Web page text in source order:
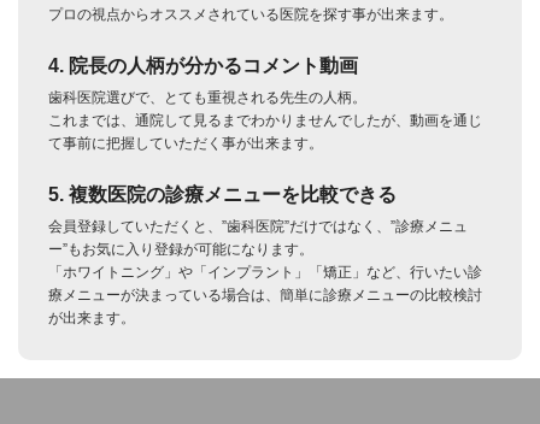
プロの視点からオススメされている医院を探す事が出来ます。
4. 院長の人柄が分かるコメント動画
歯科医院選びで、とても重視される先生の人柄。
これまでは、通院して見るまでわかりませんでしたが、動画を通じ
て事前に把握していただく事が出来ます。
5. 複数医院の診療メニューを比較できる
会員登録していただくと、”歯科医院”だけではなく、”診療メニュ
ー”もお気に入り登録が可能になります。
「ホワイトニング」や「インプラント」「矯正」など、行いたい診
療メニューが決まっている場合は、簡単に診療メニューの比較検討
が出来ます。